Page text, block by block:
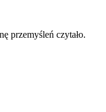
przemyśleń czytało.